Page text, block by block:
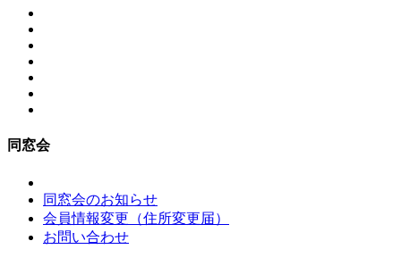
同窓会
同窓会のお知らせ
会員情報変更（住所変更届）
お問い合わせ